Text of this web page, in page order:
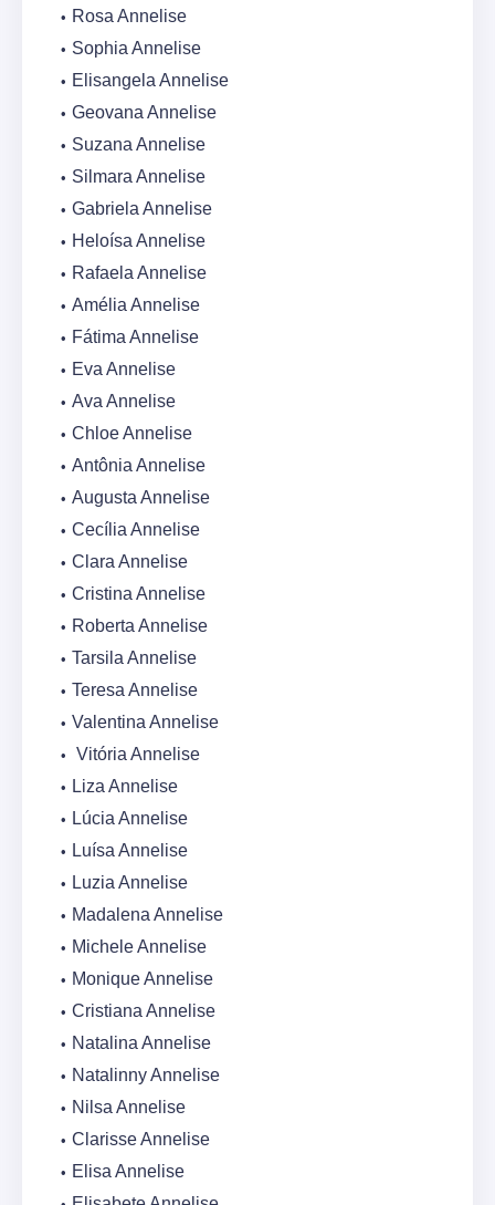
Rosa Annelise
Sophia Annelise
Elisangela Annelise
Geovana Annelise
Suzana Annelise
Silmara Annelise
Gabriela Annelise
Heloísa Annelise
Rafaela Annelise
Amélia Annelise
Fátima Annelise
Eva Annelise
Ava Annelise
Chloe Annelise
Antônia Annelise
Augusta Annelise
Cecília Annelise
Clara Annelise
Cristina Annelise
Roberta Annelise
Tarsila Annelise
Teresa Annelise
Valentina Annelise
Vitória Annelise
Liza Annelise
Lúcia Annelise
Luísa Annelise
Luzia Annelise
Madalena Annelise
Michele Annelise
Monique Annelise
Cristiana Annelise
Natalina Annelise
Natalinny Annelise
Nilsa Annelise
Clarisse Annelise
Elisa Annelise